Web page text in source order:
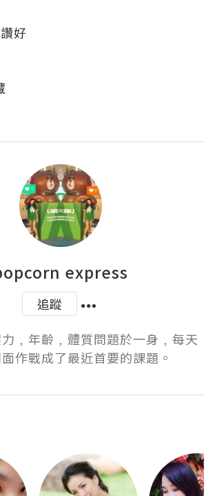
好
express
追蹤
﹐年齡﹐體質問題於一身﹐每天
作戰成了最近首要的課題。